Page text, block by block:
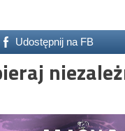
Udostępnij na FB